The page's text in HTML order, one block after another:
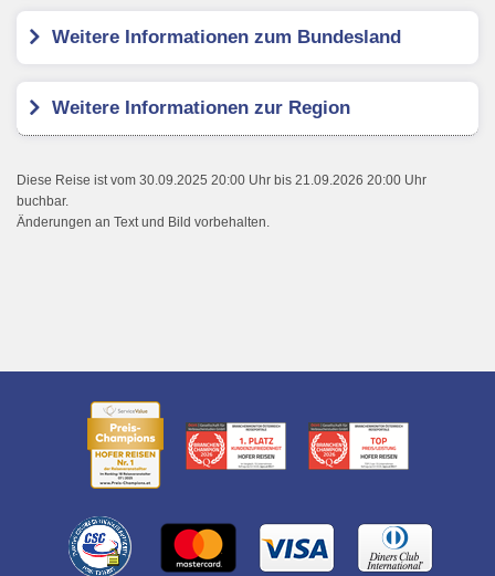
Weitere Informationen zum Bundesland
Weitere Informationen zur Region
Diese Reise ist vom 30.09.2025 20:00 Uhr bis 21.09.2026 20:00 Uhr
buchbar.
Änderungen an Text und Bild vorbehalten.